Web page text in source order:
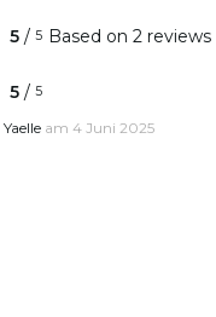
5 / 5 Based on 2 reviews
5 / 5
Yaelle am 4 Juni 2025